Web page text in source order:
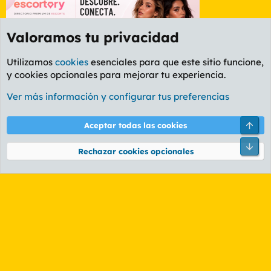
Foro General
Cookies
PL OLDSTYLE AMARILLO
Términos y reglas Política de privacidad Ayuda
Community platform by XenForo® © 2010-2026 XenForo Ltd.
Valoramos tu privacidad
Utilizamos cookies esenciales para que este sitio funcione,
y cookies opcionales para mejorar tu experiencia.
Ver más información y configurar tus preferencias
Aceptar todas las cookies
Rechazar cookies opcionales
Pie